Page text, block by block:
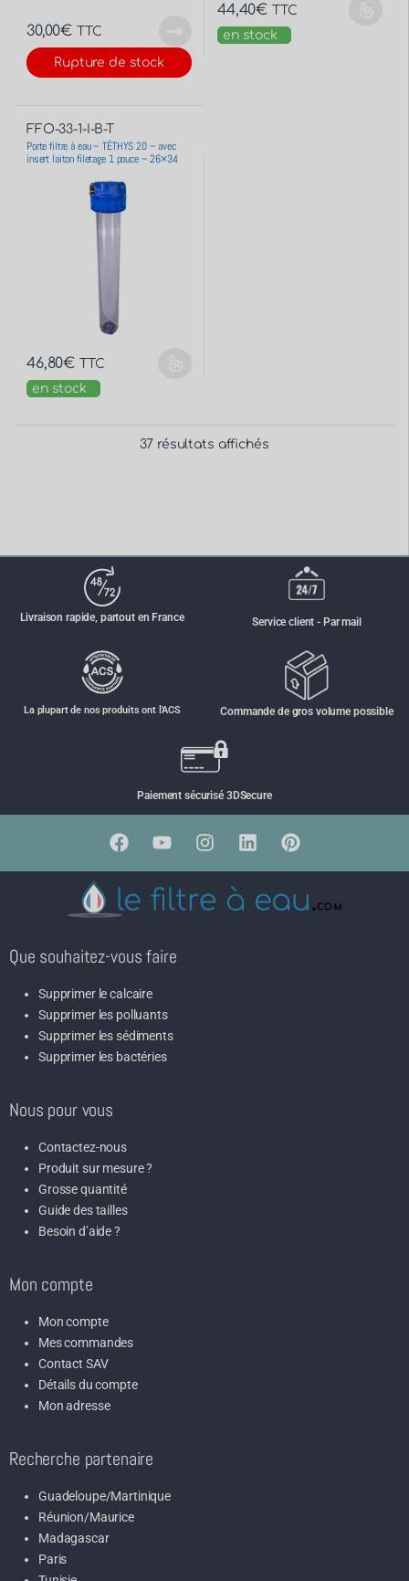
30,00€ TTC
Rupture de stock
44,40€
TTC
en stock
FFO-33-1-I-B-T
Porte filtre à eau – TÉTHYS 20 – avec
insert laiton filetage 1 pouce – 26×34
46,80€ TTC
en stock
37 résultats affichés
Livraison rapide, partout en France Service client - Par mail
La plupart de nos produits ont l'ACS Commande de gros volume possible
Paiement sécurisé 3DSecure
Que souhaitez-vous faire
Supprimer le calcaire
Supprimer les polluants
Supprimer les sédiments
Supprimer les bactéries
Nous pour vous
Contactez-nous
Produit sur mesure ?
Grosse quantité
Guide des tailles
Besoin d’aide ?
Mon compte
Mon compte
Mes commandes
Contact SAV
Détails du compte
Mon adresse
Recherche partenaire
Guadeloupe/Martinique
Réunion/Maurice
Madagascar
Paris